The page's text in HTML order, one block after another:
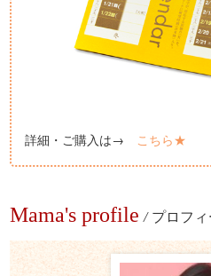
詳細・ご購入は→ こちら★
Mama's profile / プロフ